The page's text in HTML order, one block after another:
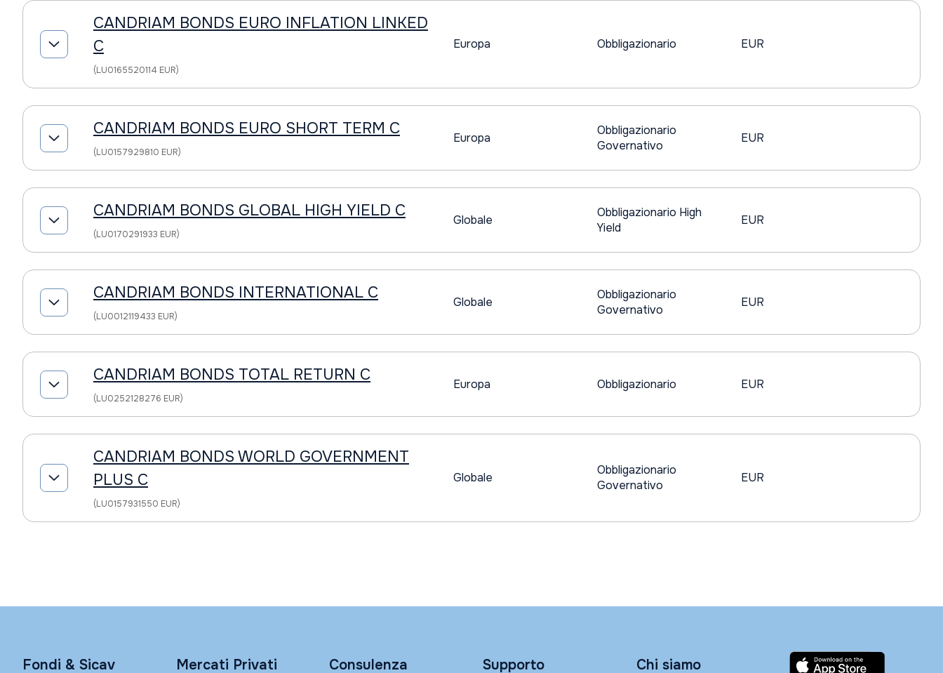
CANDRIAM BONDS EURO INFLATION LINKED
C
(LU0165520114 EUR)
Europa Obbligazionario EUR
CANDRIAM BONDS EURO SHORT TERM C
(LU0157929810 EUR)
Europa
Obbligazionario
Governativo
EUR
CANDRIAM BONDS GLOBAL HIGH YIELD C
(LU0170291933 EUR)
Globale
Obbligazionario High
Yield
EUR
CANDRIAM BONDS INTERNATIONAL C
(LU0012119433 EUR)
Globale
Obbligazionario
Governativo
EUR
CANDRIAM BONDS TOTAL RETURN C
(LU0252128276 EUR)
Europa Obbligazionario EUR
CANDRIAM BONDS WORLD GOVERNMENT
PLUS C
(LU0157931550 EUR)
Globale
Obbligazionario
Governativo
EUR
Fondi & Sicav Mercati Privati Consulenza Supporto Chi siamo